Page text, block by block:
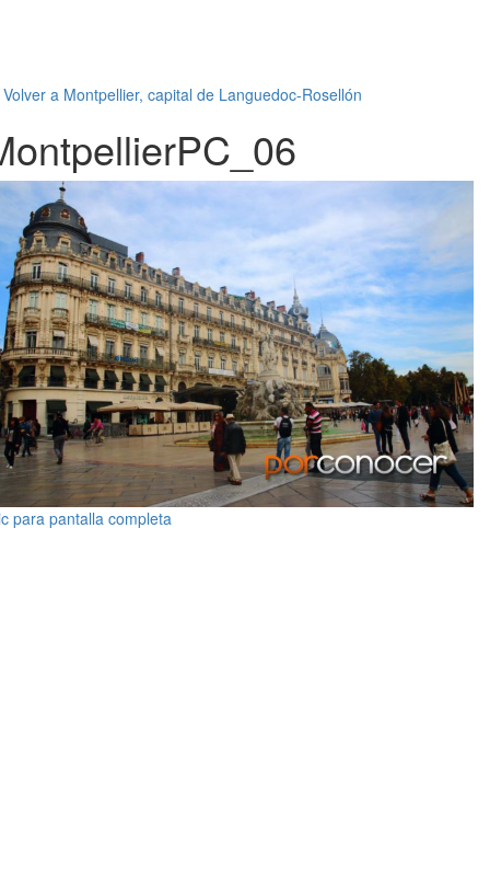
Volver a Montpellier, capital de Languedoc-Rosellón
para pantalla completa